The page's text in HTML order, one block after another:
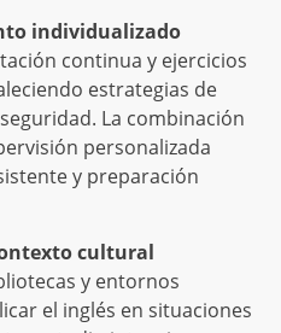
individualizado
continua y ejercicios
estrategias de
La combinación
personalizada
y preparación
cultural
y entornos
el inglés en situaciones